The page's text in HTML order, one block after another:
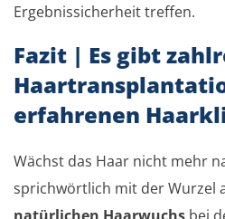
Ergebnissicherheit treffen.
Fazit | Es gibt
erfahrenen
Wächst das Haar nicht mehr
sprichwörtlich mit der Wurzel